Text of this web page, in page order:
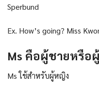
Sperbund
Ex. How’s going? Miss
Ms คือผู้ชายหรือ
Ms ใช้สำหรับผู้หญิง